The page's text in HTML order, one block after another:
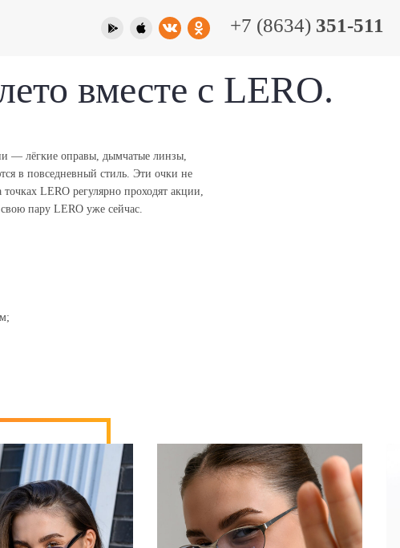
+7 (8634) 351-511
вместе с LERO.
— лёгкие оправы, дымчатые линзы,
в повседневный стиль. Эти очки не
LERO регулярно проходят акции,
пару LERO уже сейчас.